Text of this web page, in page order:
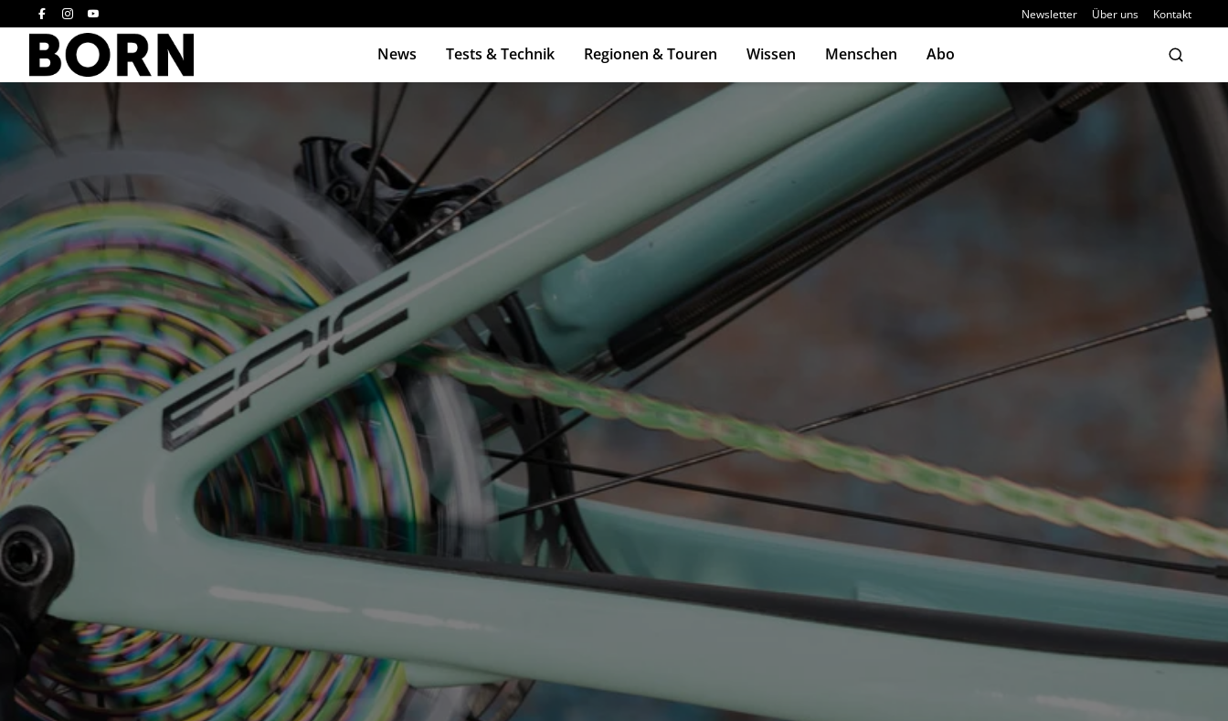
Newsletter Über uns Kontakt
News Tests & Technik Regionen & Touren Wissen Menschen Abo